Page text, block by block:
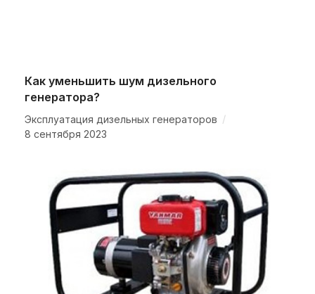
Как уменьшить шум дизельного
генератора?
Эксплуатация дизельных генераторов /
8 сентября 2023